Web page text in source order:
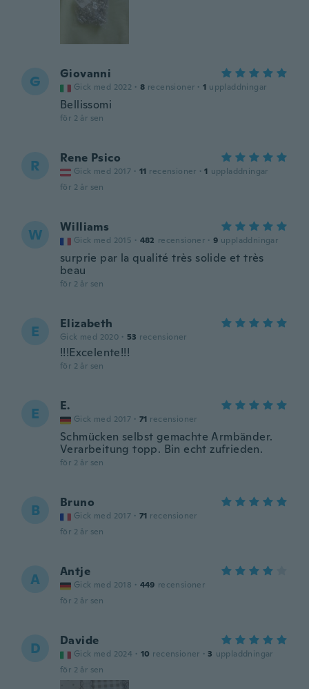
G Giovanni
Gick med 2022 · 8 recensioner · 1 uppladdningar
Bellissomi
för 2 år sen
R Rene Psico
Gick med 2017 · 11 recensioner · 1 uppladdningar
för 2 år sen
W Williams
Gick med 2015 · 482 recensioner · 9 uppladdningar
surprie par la qualité très solide et très
beau
för 2 år sen
E Elizabeth
Gick med 2020 · 53 recensioner
!!!Excelente!!!
för 2 år sen
E E.
Gick med 2017 · 71 recensioner
Schmücken selbst gemachte Armbänder.
Verarbeitung topp. Bin echt zufrieden.
för 2 år sen
B Bruno
Gick med 2017 · 71 recensioner
för 2 år sen
A Antje
Gick med 2018 · 449 recensioner
för 2 år sen
D Davide
Gick med 2024 · 10 recensioner · 3 uppladdningar
för 2 år sen